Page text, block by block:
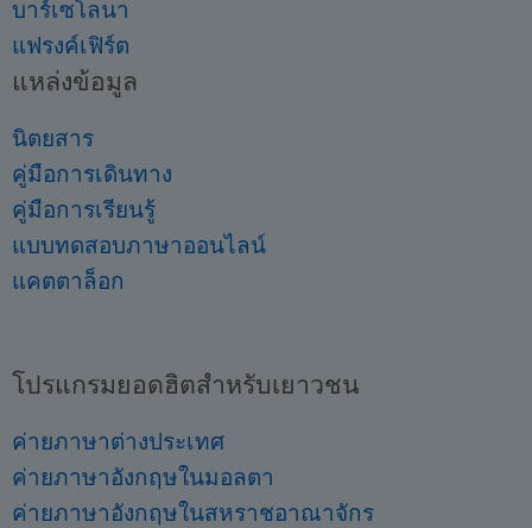
บาร์เซโลนา
แฟรงค์เฟิร์ต
แหล่งข้อมูล
นิตยสาร
คู่มือการเดินทาง
คู่มือการเรียนรู้
แบบทดสอบภาษาออนไลน์
แคตตาล็อก
โปรแกรมยอดฮิตสำหรับเยาวชน
ค่ายภาษาต่างประเทศ
ค่ายภาษาอังกฤษในมอลตา
ค่ายภาษาอังกฤษในสหราชอาณาจักร